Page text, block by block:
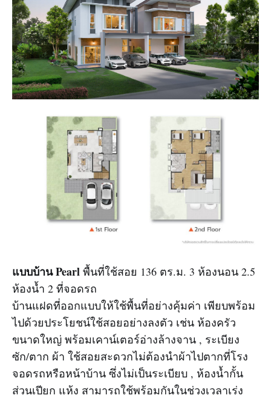
แบบบ้าน Pearl พื้นที่ใช้สอย 136 ตร.ม. 3 ห้องนอน 2.5
ห้องน้ำ 2 ที่จอดรถ
บ้านแฝดที่ออกแบบให้ใช้พื้นที่อย่างคุ้มค่า เพียบพร้อม
ไปด้วยประโยชน์ใช้สอยอย่างลงตัว เช่น ห้องครัว
ขนาดใหญ่ พร้อมเคาน์เตอร์อ่างล้างจาน , ระเบียง
ซัก/ตาก ผ้า ใช้สอยสะดวกไม่ต้องนำผ้าไปตากที่โรง
จอดรถหรือหน้าบ้าน ซึ่งไม่เป็นระเบียบ , ห้องน้ำกั้น
ส่วนเปียก แห้ง สามารถใช้พร้อมกันในช่วงเวลาเร่ง